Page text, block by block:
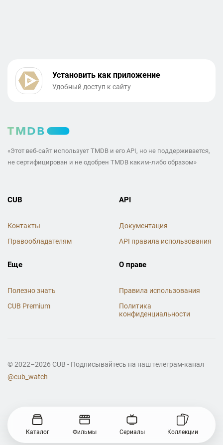
Каталог Фильмы Сериалы Коллекции
Установить как приложение
Удобный доступ к сайту
«Этот веб-сайт использует TMDB и его API, но не поддерживается,
не сертифицирован и не одобрен TMDB каким-либо образом»
CUB
Контакты
Правообладателям
API
Документация
API правила использования
Еще
Полезно знать
CUB Premium
О праве
Правила использования
Политика
конфиденциальности
© 2022–2026 CUB - Подписывайтесь на наш телеграм-канал
@cub_watch